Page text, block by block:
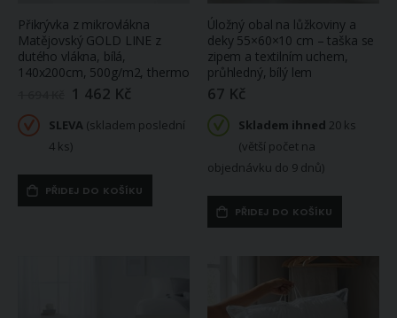
Přikrývka z mikrovlákna
Matějovský GOLD LINE z
dutého vlákna, bílá,
140x200cm, 500g/m2, thermo
Zlevněná
cena
1 462 Kč
SLEVA (skladem poslední
4 ks)
PŘIDEJ DO KOŠÍKU
Úložný obal na lůžkoviny a
deky 55×60×10 cm – taška se
zipem a textilním uchem,
průhledný, bílý lem
67 Kč
Skladem ihned 20 ks
(větší počet na
objednávku do 9 dnů)
PŘIDEJ DO KOŠÍKU